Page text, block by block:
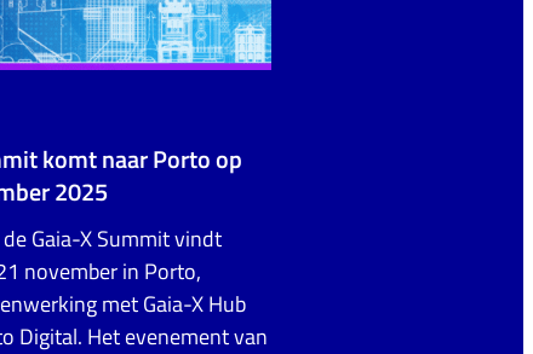
komt naar Porto op
2025
Gaia-X Summit vindt
november in Porto,
met Gaia-X Hub
Digital. Het evenement van